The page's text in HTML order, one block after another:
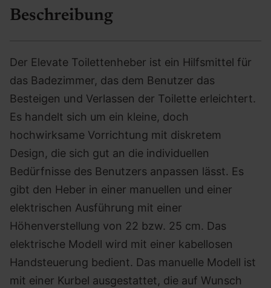
Beschreibung
Der Elevate Toilettenheber ist ein Hilfsmittel für
das Badezimmer, das dem Benutzer das
Besteigen und Verlassen der Toilette erleichtert.
Es handelt sich um ein kleine, doch
hochwirksame Vorrichtung mit diskretem
Design, die sich gut an die individuellen
Bedürfnisse des Benutzers anpassen lässt. Es
gibt den Heber in einer manuellen und einer
elektrischen Ausführung mit einer
Höhenverstellung von 22 bzw. 25 cm. Das
elektrische Modell wird mit einer kabellosen
Handsteuerung bedient. Das manuelle Modell ist
mit einer Kurbel ausgestattet, die auf Wunsch